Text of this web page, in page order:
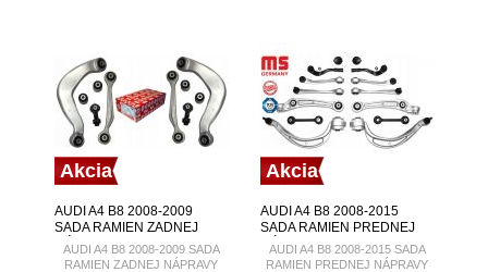
Akcia
AUDI A4 B8 2008-2009
SADA RAMIEN ZADNEJ
NÁPRAVY
AUDI A4 B8 2008-2009 SADA
RAMIEN ZADNEJ NÁPRAVY
Akcia
AUDI A4 B8 2008-2015
SADA RAMIEN PREDNEJ
NÁPRAVY
AUDI A4 B8 2008-2015 SADA
RAMIEN PREDNEJ NÁPRAVY